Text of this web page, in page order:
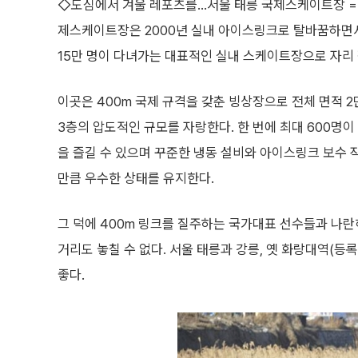
◇도심에서 겨울 레포츠를…서울 태릉 국제스케이트장
제스케이트장은 2000년 실내 아이스링크로 탈바꿈하면
15만 명이 다녀가는 대표적인 실내 스케이트장으로 자리
이곳은 400m 국제 규격을 갖춘 빙상장으로 전체 면적
3층의 압도적인 규모를 자랑한다. 한 번에 최대 600명
을 즐길 수 있으며 꾸준한 냉동 설비와 아이스링크 보수
만큼 우수한 상태를 유지한다.
그 덕에 400m 링크를 질주하는 국가대표 선수들과 나
거리도 놓칠 수 없다. 서울 태릉과 강릉, 옛 화랑대역(
좋다.